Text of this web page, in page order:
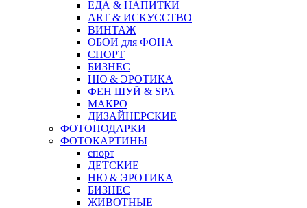
ЕДА & НАПИТКИ
ART & ИСКУССТВО
ВИНТАЖ
ОБОИ для ФОНА
СПОРТ
БИЗНЕС
НЮ & ЭРОТИКА
ФЕН ШУЙ & SPA
МАКРО
ДИЗАЙНЕРСКИЕ
ФОТОПОДАРКИ
ФОТОКАРТИНЫ
спорт
ДЕТСКИЕ
НЮ & ЭРОТИКА
БИЗНЕС
ЖИВОТНЫЕ